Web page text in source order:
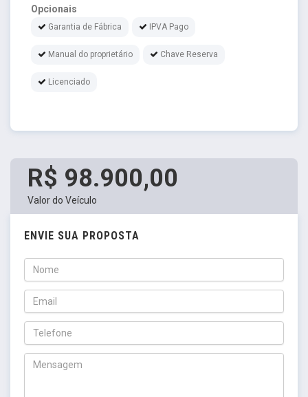
Opcionais
Garantia de Fábrica IPVA Pago
Manual do proprietário Chave Reserva
Licenciado
R$ 98.900,00
Valor do Veículo
ENVIE SUA PROPOSTA